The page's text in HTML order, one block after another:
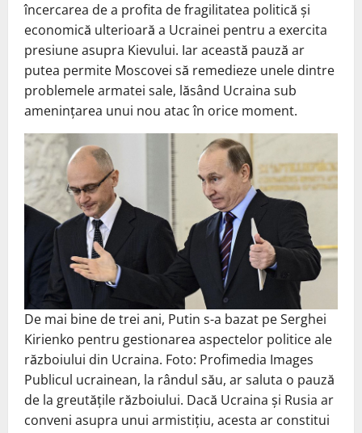
încercarea de a profita de fragilitatea politică și
economică ulterioară a Ucrainei pentru a exercita
presiune asupra Kievului. Iar această pauză ar
putea permite Moscovei să remedieze unele dintre
problemele armatei sale, lăsând Ucraina sub
amenințarea unui nou atac în orice moment.
De mai bine de trei ani, Putin s-a bazat pe Serghei
Kirienko pentru gestionarea aspectelor politice ale
războiului din Ucraina. Foto: Profimedia Images
Publicul ucrainean, la rândul său, ar saluta o pauză
de la greutățile războiului. Dacă Ucraina și Rusia ar
conveni asupra unui armistițiu, acesta ar constitui